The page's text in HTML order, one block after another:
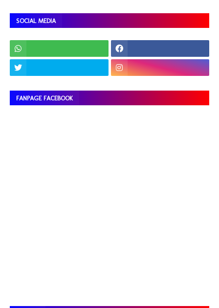
SOCIAL MEDIA
FANPAGE FACEBOOK